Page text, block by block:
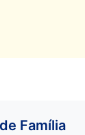
Família